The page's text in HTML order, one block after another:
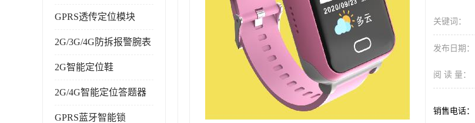
GPRS透传定位模块
2G/3G/4G防拆报警腕表
2G智能定位鞋
2G/4G智能定位答题器
GPRS蓝牙智能锁
关键词：
发布日期：
阅 读 量：
销售电话：